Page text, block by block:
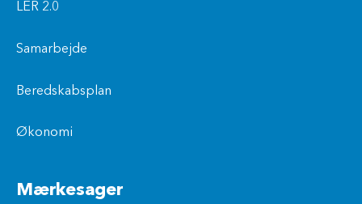
LER 2.0
Samarbejde
Beredskabsplan
Økonomi
Mærkesager